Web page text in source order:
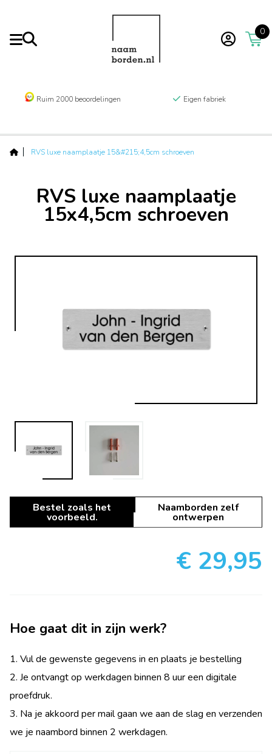
0
Ruim 2000 beoordelingen Eigen fabriek
RVS luxe naamplaatje 15&#215;4,5cm schroeven
RVS luxe naamplaatje
15x4,5cm schroeven
Bestel zoals het
voorbeeld.
Naamborden zelf
ontwerpen
€ 29,95
Hoe gaat dit in zijn werk?
1. Vul de gewenste gegevens in en plaats je bestelling
2. Je ontvangt op werkdagen binnen 8 uur een digitale
proefdruk.
3. Na je akkoord per mail gaan we aan de slag en verzenden
we je naambord binnen 2 werkdagen.